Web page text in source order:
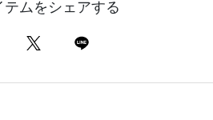
テムをシェアする